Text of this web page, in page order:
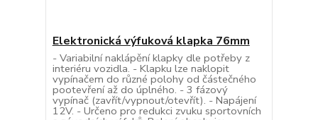
Elektronická výfuková klapka 76mm
- Variabilní naklápění klapky dle potřeby z
interiéru vozidla. - Klapku lze naklopit
vypínačem do různé polohy od částečného
pootevření až do úplného. - 3 fázový
vypínač (zavřít/vypnout/otevřít). - Napájení
12V. - Určeno pro redukci zvuku sportovních